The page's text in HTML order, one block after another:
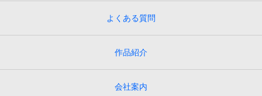
よくある質問
作品紹介
会社案内